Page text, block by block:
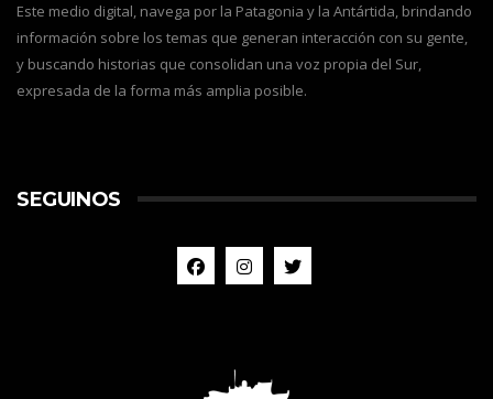
Este medio digital, navega por la Patagonia y la Antártida, brindando
información sobre los temas que generan interacción con su gente,
y buscando historias que consolidan una voz propia del Sur,
expresada de la forma más amplia posible.
SEGUINOS